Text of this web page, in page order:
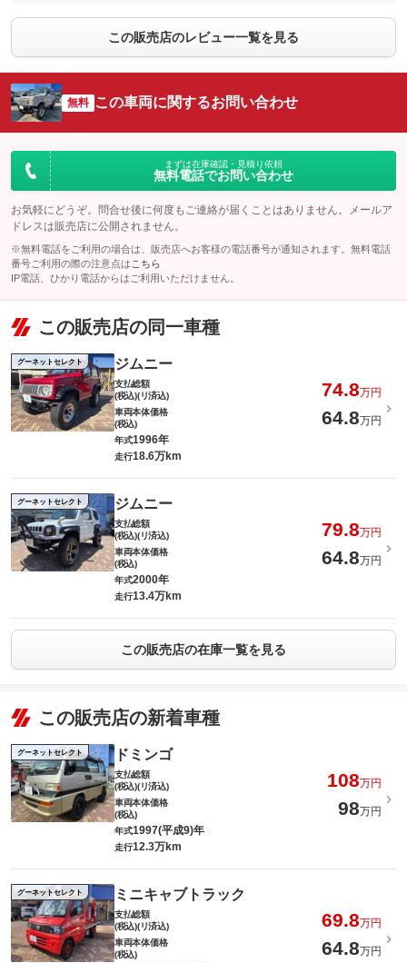
この販売店のレビュー一覧を見る
無料 この車両に関するお問い合わせ
まずは在庫確認・見積り依頼
無料電話でお問い合わせ
お気軽にどうぞ。問合せ後に何度もご連絡が届くことはありません。メールア
ドレスは販売店に公開されません。
※無料電話をご利用の場合は、販売店へお客様の電話番号が通知されます。無料電話
番号ご利用の際の注意点は こちら
IP電話、ひかり電話からはご利用いただけません。
この販売店の同一車種
グーネットセレクト ジムニー
支払総額
(税込)(リ済込)
74.8万円
車両本体価格
(税込)
64.8万円
年式1996年
走行18.6万km
グーネットセレクト ジムニー
支払総額
(税込)(リ済込)
79.8万円
車両本体価格
(税込)
64.8万円
年式2000年
走行13.4万km
この販売店の在庫一覧を見る
この販売店の新着車種
グーネットセレクト ドミンゴ
支払総額
(税込)(リ済込)
108万円
車両本体価格
(税込)
98万円
年式1997(平成9)年
走行12.3万km
グーネットセレクト ミニキャブトラック
支払総額
(税込)(リ済込)
69.8万円
車両本体価格
(税込)
64.8万円